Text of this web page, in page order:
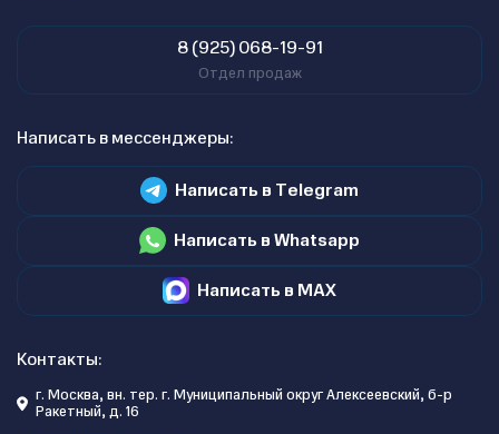
8 (925) 068-19-91
Отдел продаж
Написать в мессенджеры:
Написать в Telegram
Написать в Whatsapp
Написать в MAX
Контакты:
г. Москва, вн. тер. г. Муниципальный округ Алексеевский, б-р
Ракетный, д. 16